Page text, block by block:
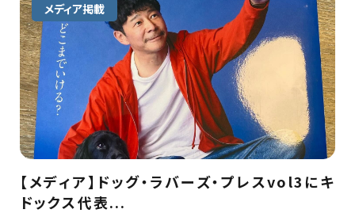
メディア掲載
【メディア】ドッグ・ラバーズ・プレスvol3にキ
ドックス代表...